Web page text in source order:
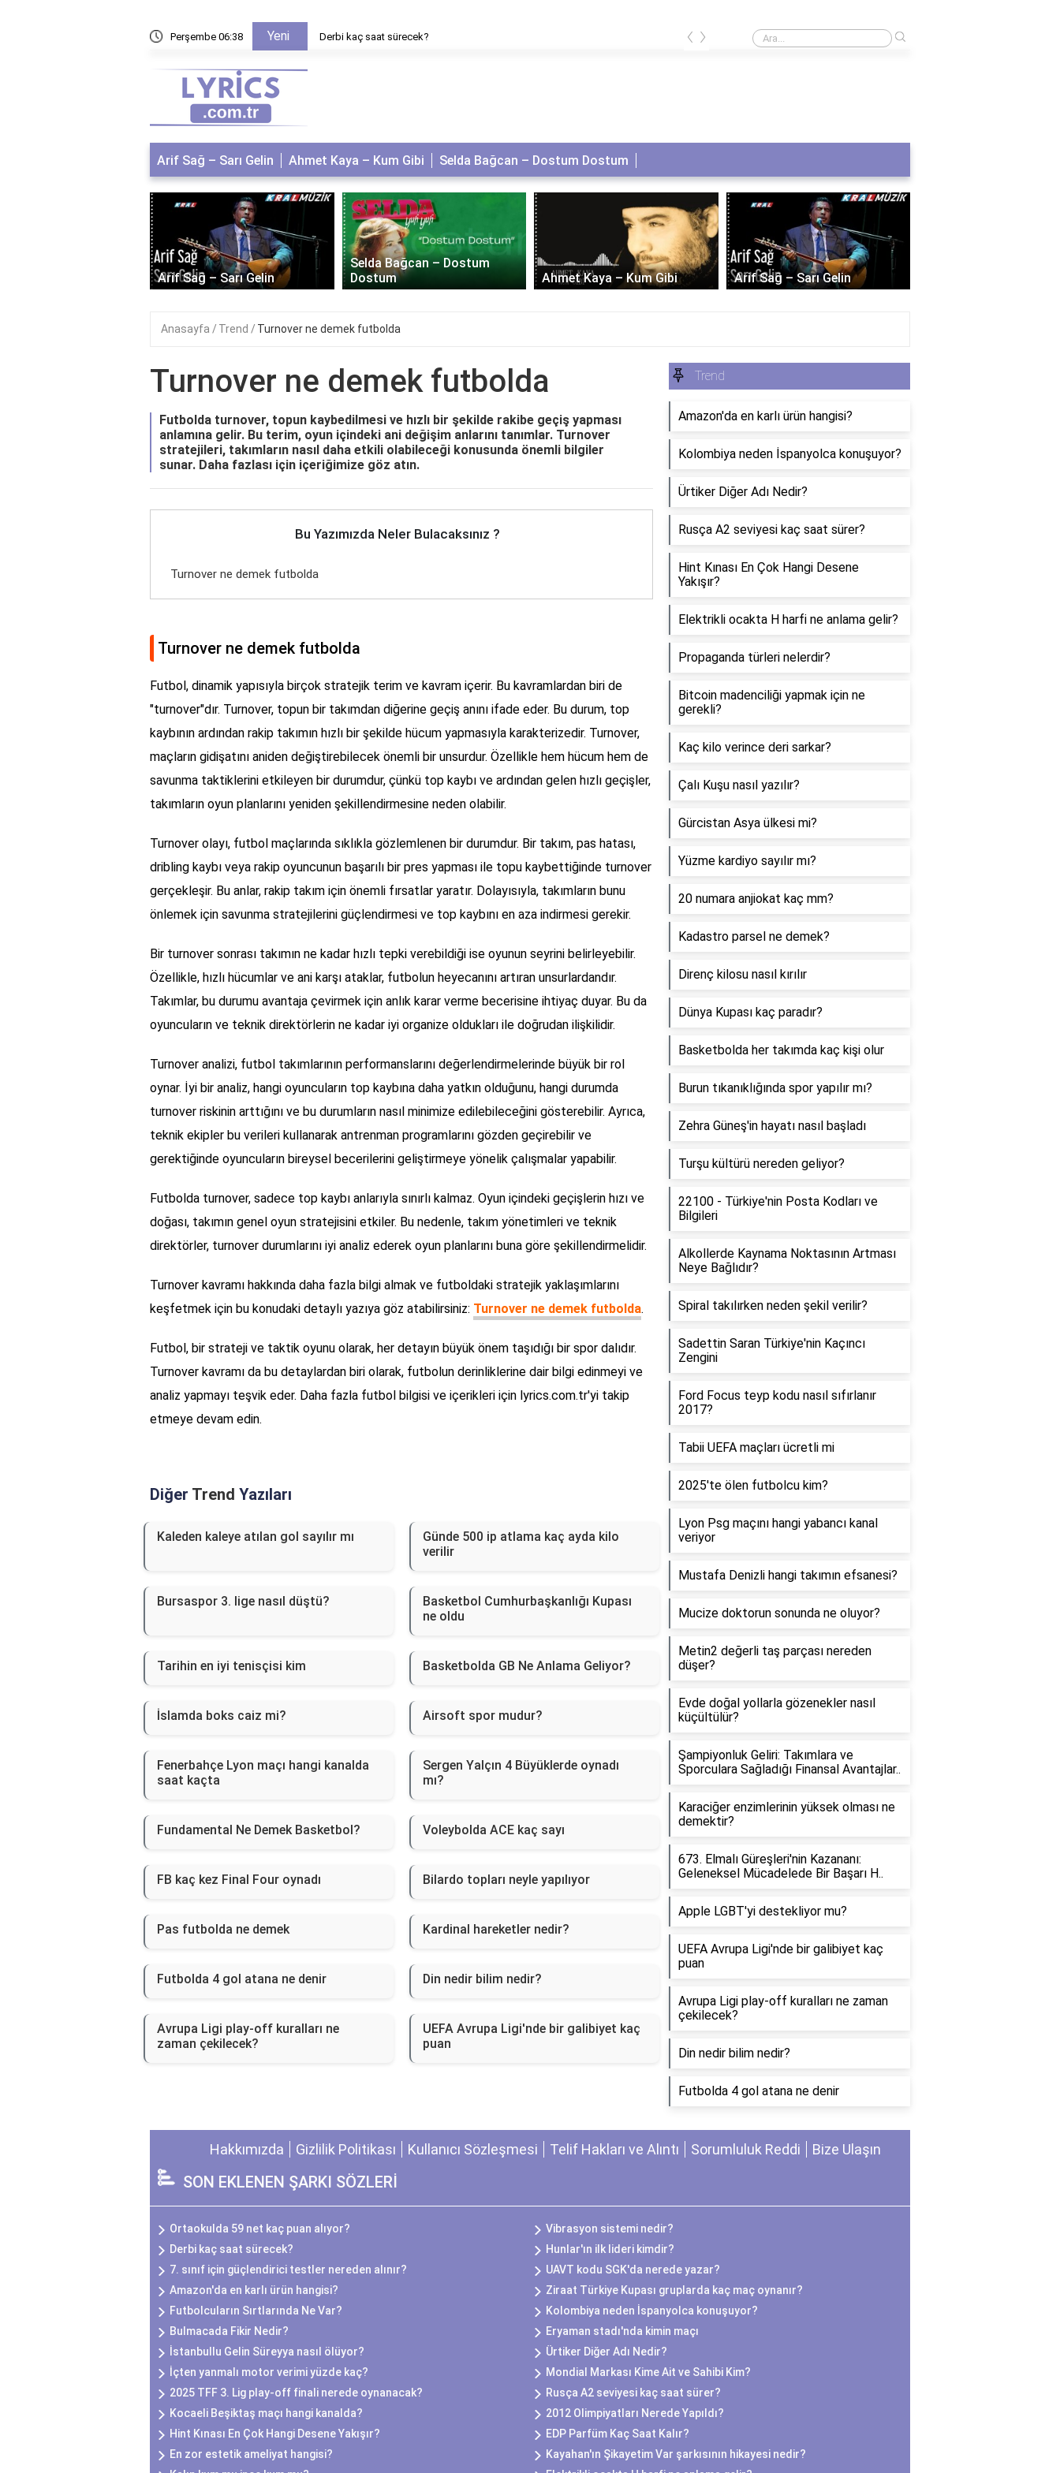
Perşembe 06:38 Yeni Derbi kaç saat sürecek? Derbi kaç saat sürecek?
‹ ›
Arif Sağ – Sarı Gelin Ahmet Kaya – Kum Gibi Selda Bağcan – Dostum Dostum
Arif Sağ – Sarı Gelin
Selda Bağcan – Dostum
Dostum
Ahmet Kaya – Kum Gibi Arif Sağ – Sarı Gelin
Anasayfa Trend Turnover ne demek futbolda
Turnover ne demek futbolda
Futbolda turnover, topun kaybedilmesi ve hızlı bir şekilde rakibe geçiş yapması
anlamına gelir. Bu terim, oyun içindeki ani değişim anlarını tanımlar. Turnover
stratejileri, takımların nasıl daha etkili olabileceği konusunda önemli bilgiler
sunar. Daha fazlası için içeriğimize göz atın.
Bu Yazımızda Neler Bulacaksınız ?
Turnover ne demek futbolda
Turnover ne demek futbolda
Futbol, dinamik yapısıyla birçok stratejik terim ve kavram içerir. Bu kavramlardan biri de
"turnover"dır. Turnover, topun bir takımdan diğerine geçiş anını ifade eder. Bu durum, top
kaybının ardından rakip takımın hızlı bir şekilde hücum yapmasıyla karakterizedir. Turnover,
maçların gidişatını aniden değiştirebilecek önemli bir unsurdur. Özellikle hem hücum hem de
savunma taktiklerini etkileyen bir durumdur, çünkü top kaybı ve ardından gelen hızlı geçişler,
takımların oyun planlarını yeniden şekillendirmesine neden olabilir.
Turnover olayı, futbol maçlarında sıklıkla gözlemlenen bir durumdur. Bir takım, pas hatası,
dribling kaybı veya rakip oyuncunun başarılı bir pres yapması ile topu kaybettiğinde turnover
gerçekleşir. Bu anlar, rakip takım için önemli fırsatlar yaratır. Dolayısıyla, takımların bunu
önlemek için savunma stratejilerini güçlendirmesi ve top kaybını en aza indirmesi gerekir.
Bir turnover sonrası takımın ne kadar hızlı tepki verebildiği ise oyunun seyrini belirleyebilir.
Özellikle, hızlı hücumlar ve ani karşı ataklar, futbolun heyecanını artıran unsurlardandır.
Takımlar, bu durumu avantaja çevirmek için anlık karar verme becerisine ihtiyaç duyar. Bu da
oyuncuların ve teknik direktörlerin ne kadar iyi organize oldukları ile doğrudan ilişkilidir.
Turnover analizi, futbol takımlarının performanslarını değerlendirmelerinde büyük bir rol
oynar. İyi bir analiz, hangi oyuncuların top kaybına daha yatkın olduğunu, hangi durumda
turnover riskinin arttığını ve bu durumların nasıl minimize edilebileceğini gösterebilir. Ayrıca,
teknik ekipler bu verileri kullanarak antrenman programlarını gözden geçirebilir ve
gerektiğinde oyuncuların bireysel becerilerini geliştirmeye yönelik çalışmalar yapabilir.
Futbolda turnover, sadece top kaybı anlarıyla sınırlı kalmaz. Oyun içindeki geçişlerin hızı ve
doğası, takımın genel oyun stratejisini etkiler. Bu nedenle, takım yönetimleri ve teknik
direktörler, turnover durumlarını iyi analiz ederek oyun planlarını buna göre şekillendirmelidir.
Turnover kavramı hakkında daha fazla bilgi almak ve futboldaki stratejik yaklaşımlarını
keşfetmek için bu konudaki detaylı yazıya göz atabilirsiniz: Turnover ne demek futbolda.
Futbol, bir strateji ve taktik oyunu olarak, her detayın büyük önem taşıdığı bir spor dalıdır.
Turnover kavramı da bu detaylardan biri olarak, futbolun derinliklerine dair bilgi edinmeyi ve
analiz yapmayı teşvik eder. Daha fazla futbol bilgisi ve içerikleri için lyrics.com.tr'yi takip
etmeye devam edin.
Diğer Trend Yazıları
Kaleden kaleye atılan gol sayılır mı
Günde 500 ip atlama kaç ayda kilo
verilir
Bursaspor 3. lige nasıl düştü?
Basketbol Cumhurbaşkanlığı Kupası
ne oldu
Tarihin en iyi tenisçisi kim Basketbolda GB Ne Anlama Geliyor?
İslamda boks caiz mi? Airsoft spor mudur?
Fenerbahçe Lyon maçı hangi kanalda
saat kaçta
Sergen Yalçın 4 Büyüklerde oynadı
mı?
Fundamental Ne Demek Basketbol? Voleybolda ACE kaç sayı
FB kaç kez Final Four oynadı Bilardo topları neyle yapılıyor
Pas futbolda ne demek Kardinal hareketler nedir?
Futbolda 4 gol atana ne denir Din nedir bilim nedir?
Avrupa Ligi play-off kuralları ne
zaman çekilecek?
UEFA Avrupa Ligi'nde bir galibiyet kaç
puan
Trend
Amazon'da en karlı ürün hangisi?
Kolombiya neden İspanyolca konuşuyor?
Ürtiker Diğer Adı Nedir?
Rusça A2 seviyesi kaç saat sürer?
Hint Kınası En Çok Hangi Desene
Yakışır?
Elektrikli ocakta H harfi ne anlama gelir?
Propaganda türleri nelerdir?
Bitcoin madenciliği yapmak için ne
gerekli?
Kaç kilo verince deri sarkar?
Çalı Kuşu nasıl yazılır?
Gürcistan Asya ülkesi mi?
Yüzme kardiyo sayılır mı?
20 numara anjiokat kaç mm?
Kadastro parsel ne demek?
Direnç kilosu nasıl kırılır
Dünya Kupası kaç paradır?
Basketbolda her takımda kaç kişi olur
Burun tıkanıklığında spor yapılır mı?
Zehra Güneş'in hayatı nasıl başladı
Turşu kültürü nereden geliyor?
22100 - Türkiye'nin Posta Kodları ve
Bilgileri
Alkollerde Kaynama Noktasının Artması
Neye Bağlıdır?
Spiral takılırken neden şekil verilir?
Sadettin Saran Türkiye'nin Kaçıncı
Zengini
Ford Focus teyp kodu nasıl sıfırlanır
2017?
Tabii UEFA maçları ücretli mi
2025'te ölen futbolcu kim?
Lyon Psg maçını hangi yabancı kanal
veriyor
Mustafa Denizli hangi takımın efsanesi?
Mucize doktorun sonunda ne oluyor?
Metin2 değerli taş parçası nereden
düşer?
Evde doğal yollarla gözenekler nasıl
küçültülür?
Şampiyonluk Geliri: Takımlara ve
Sporculara Sağladığı Finansal Avantajlar..
Karaciğer enzimlerinin yüksek olması ne
demektir?
673. Elmalı Güreşleri'nin Kazananı:
Geleneksel Mücadelede Bir Başarı H..
Apple LGBT'yi destekliyor mu?
UEFA Avrupa Ligi'nde bir galibiyet kaç
puan
Avrupa Ligi play-off kuralları ne zaman
çekilecek?
Din nedir bilim nedir?
Futbolda 4 gol atana ne denir
Hakkımızda Gizlilik Politikası Kullanıcı Sözleşmesi Telif Hakları ve Alıntı Sorumluluk Reddi Bize Ulaşın
SON EKLENEN ŞARKI SÖZLERİ
Ortaokulda 59 net kaç puan alıyor?
Vibrasyon sistemi nedir?
Derbi kaç saat sürecek?
Hunlar'ın ilk lideri kimdir?
7. sınıf için güçlendirici testler nereden alınır?
UAVT kodu SGK'da nerede yazar?
Amazon'da en karlı ürün hangisi?
Ziraat Türkiye Kupası gruplarda kaç maç oynanır?
Futbolcuların Sırtlarında Ne Var?
Kolombiya neden İspanyolca konuşuyor?
Bulmacada Fikir Nedir?
Eryaman stadı'nda kimin maçı
İstanbullu Gelin Süreyya nasıl ölüyor?
Ürtiker Diğer Adı Nedir?
İçten yanmalı motor verimi yüzde kaç?
Mondial Markası Kime Ait ve Sahibi Kim?
2025 TFF 3. Lig play-off finali nerede oynanacak?
Rusça A2 seviyesi kaç saat sürer?
Kocaeli Beşiktaş maçı hangi kanalda?
2012 Olimpiyatları Nerede Yapıldı?
Hint Kınası En Çok Hangi Desene Yakışır?
EDP Parfüm Kaç Saat Kalır?
En zor estetik ameliyat hangisi?
Kayahan'ın Şikayetim Var şarkısının hikayesi nedir?